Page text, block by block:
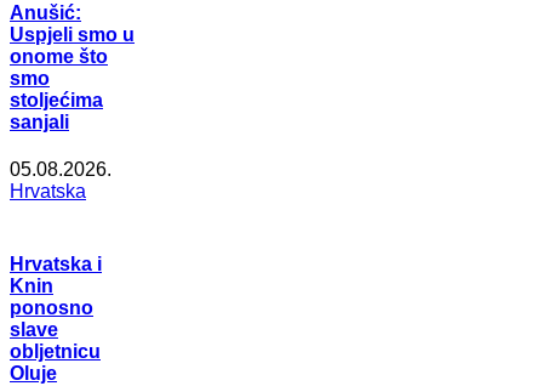
Anušić:
Uspjeli smo u
onome što
smo
stoljećima
sanjali
05.08.2026.
Hrvatska
Hrvatska i
Knin
ponosno
slave
obljetnicu
Oluje